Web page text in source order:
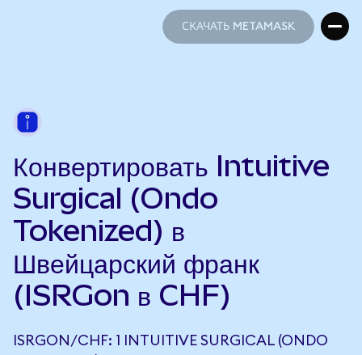
СКАЧАТЬ METAMASK
Конвертировать Intuitive
Surgical (Ondo
Tokenized) в
Швейцарский франк
(ISRGon в CHF)
ISRGON/CHF: 1 INTUITIVE SURGICAL (ONDO